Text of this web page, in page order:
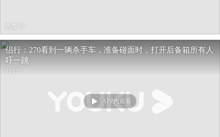
热度 58
侣行：270看到一辆杀手车，准备碰面时，打开后备箱所有人
吓一跳
01:15
APP内观看